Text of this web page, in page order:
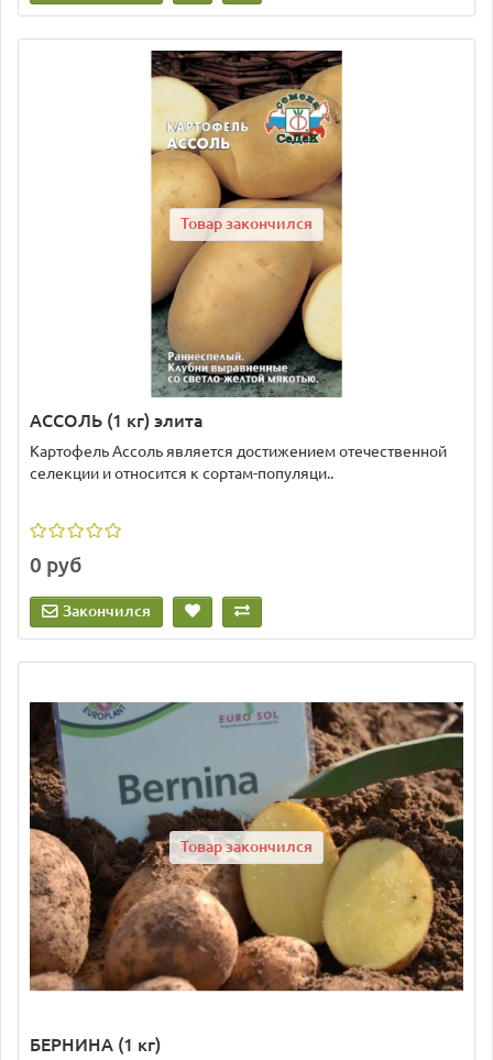
Товар закончился
АССОЛЬ (1 кг) элита
Картофель Ассоль является достижением отечественной
селекции и относится к сортам-популяци..
0 руб
Закончился
Товар закончился
БЕРНИНА (1 кг)